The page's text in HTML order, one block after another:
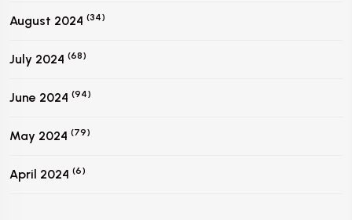
August 2024 (34)
July 2024 (68)
June 2024 (94)
May 2024 (79)
April 2024 (6)